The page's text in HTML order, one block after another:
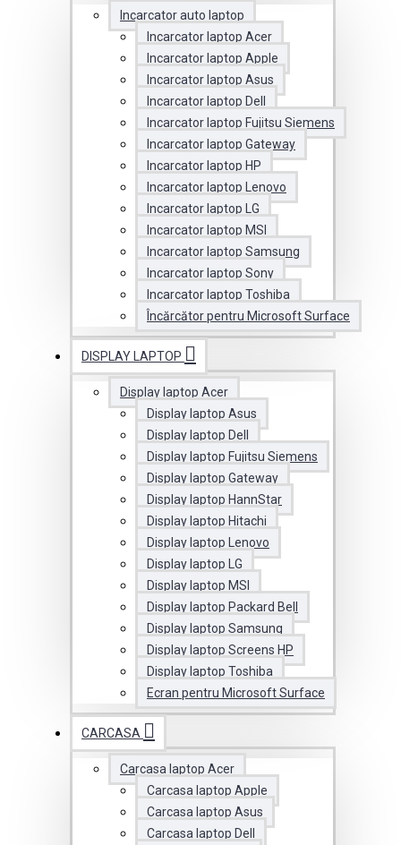
Incarcator auto laptop
Incarcator laptop Acer
Incarcator laptop Apple
Incarcator laptop Asus
Incarcator laptop Dell
Incarcator laptop Fujitsu Siemens
Incarcator laptop Gateway
Incarcator laptop HP
Incarcator laptop Lenovo
Incarcator laptop LG
Incarcator laptop MSI
Incarcator laptop Samsung
Incarcator laptop Sony
Incarcator laptop Toshiba
Încărcător pentru Microsoft Surface
DISPLAY LAPTOP
Display laptop Acer
Display laptop Asus
Display laptop Dell
Display laptop Fujitsu Siemens
Display laptop Gateway
Display laptop HannStar
Display laptop Hitachi
Display laptop Lenovo
Display laptop LG
Display laptop MSI
Display laptop Packard Bell
Display laptop Samsung
Display laptop Screens HP
Display laptop Toshiba
Ecran pentru Microsoft Surface
CARCASA
Carcasa laptop Acer
Carcasa laptop Apple
Carcasa laptop Asus
Carcasa laptop Dell